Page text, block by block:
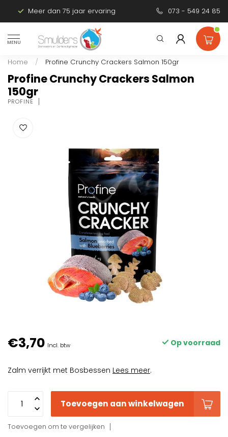
Meer dan 75 jaar ervaring Persoonlijk
073 - 549 24 85
MENU
Home / Profine Crunchy Crackers Salmon 150gr
Profine Crunchy Crackers Salmon
150gr
PROFINE
€3,70 Incl. btw Op voorraad
Zalm verrijkt met Bosbessen Lees meer.
Toevoegen aan winkelwagen
Toevoegen om te vergelijken